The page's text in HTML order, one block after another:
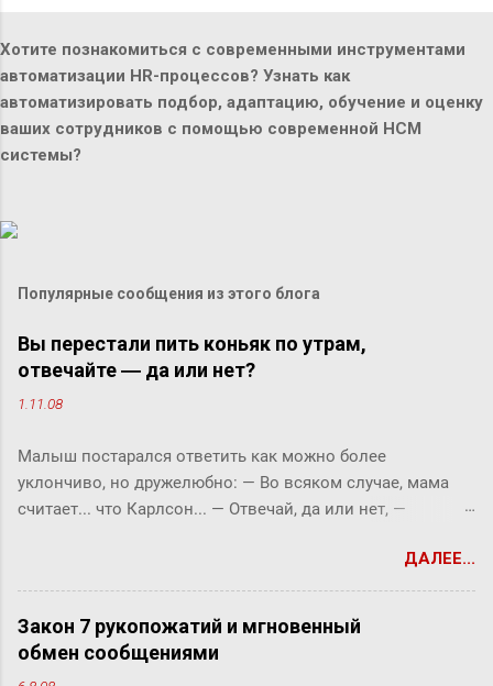
Хотите познакомиться с современными инструментами
автоматизации HR-процессов? Узнать как
автоматизировать подбор, адаптацию, обучение и оценку
ваших сотрудников с помощью современной HCM
системы?
Популярные сообщения из этого блога
Вы перестали пить коньяк по утрам,
отвечайте ― да или нет?
1.11.08
Малыш постарался ответить как можно более
уклончиво, но дружелюбно: ― Во всяком случае, мама
считает... что Карлсон... ― Отвечай, да или нет, ―
Карлсон должен у нас обедать? ― Во всяком случае, она
хотела... ― снова попытался уйти от прямого ответа
Малыш, но фрекен Бок прервала его жестким окриком: ―
Я сказала, отвечай ― да или нет! На простой вопрос
всегда можно ответить «да» или «нет», по-моему, это не
ДАЛЕЕ...
Закон 7 рукопожатий и мгновенный
обмен сообщениями